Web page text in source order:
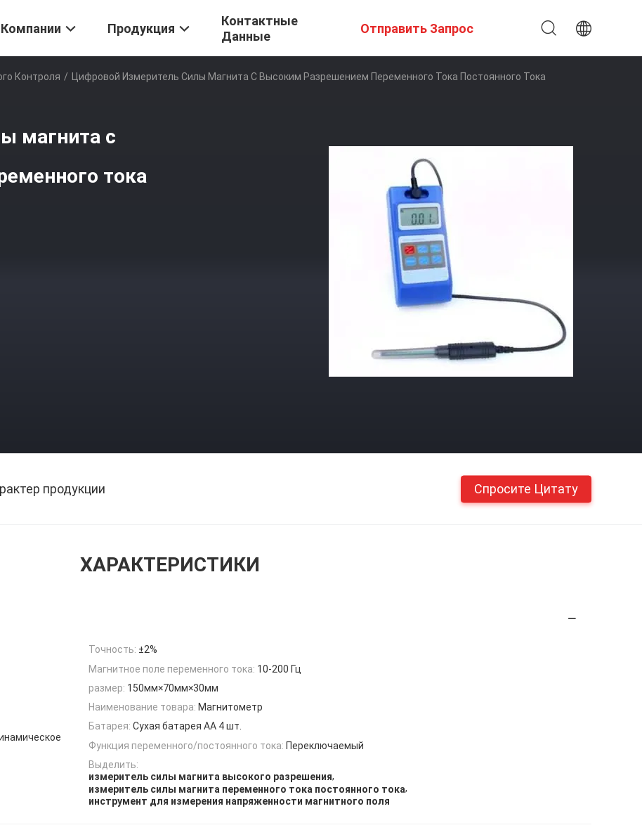
Продукция
Контактные
Данные
Отправить Запрос
Контроля / Цифровой Измеритель Силы Магнита С Высоким Разрешением Переменного Тока Постоянного Тока
магнита с
тока
продукции Спросите Цитату
ХАРАКТЕРИСТИКИ
Точность: ±2%
Магнитное поле переменного тока: 10-200 Гц
размер: 150мм×70мм×30мм
Наименование товара: Магнитометр
Батарея: Сухая батарея АА 4 шт.
Функция переменного/постоянного тока: Переключаемый
Выделить:
измеритель силы магнита высокого разрешения,
измеритель силы магнита переменного тока постоянного тока,
инструмент для измерения напряженности магнитного поля